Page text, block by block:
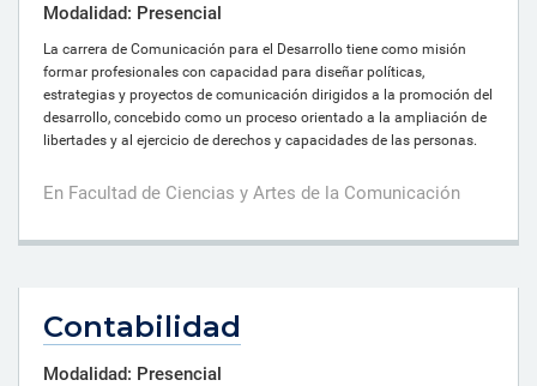
Modalidad: Presencial
La carrera de Comunicación para el Desarrollo tiene como misión
formar profesionales con capacidad para diseñar políticas,
estrategias y proyectos de comunicación dirigidos a la promoción del
desarrollo, concebido como un proceso orientado a la ampliación de
libertades y al ejercicio de derechos y capacidades de las personas.
En Facultad de Ciencias y Artes de la Comunicación
Contabilidad
Modalidad: Presencial